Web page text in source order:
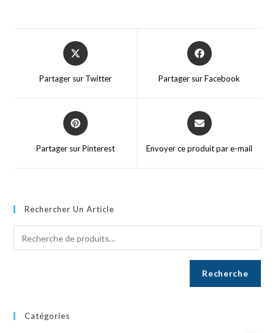
Partager sur Twitter Partager sur Facebook
Partager sur Pinterest Envoyer ce produit par e-mail
Rechercher Un Article
Recherche
Catégories